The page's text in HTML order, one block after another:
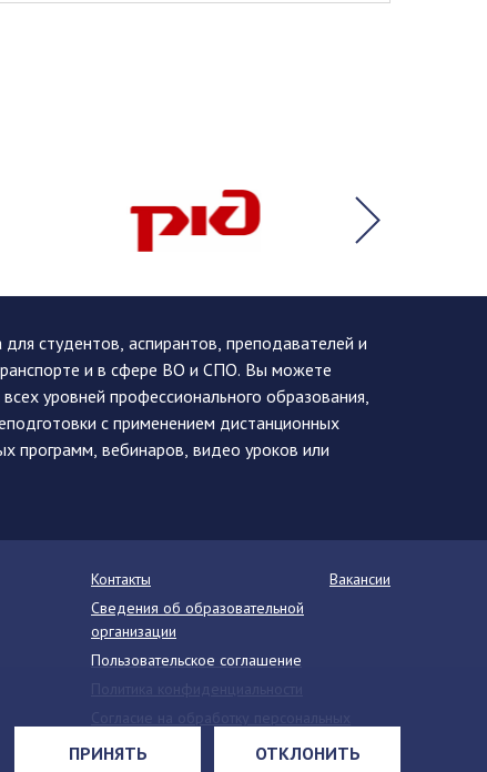
ПРИНЯТЬ ОТКЛОНИТЬ
студентов, аспирантов, преподавателей и
и в сфере ВО и СПО. Вы можете
уровней профессионального образования,
с применением дистанционных
программ, вебинаров, видео уроков или
Контакты
Вакансии
Сведения об образовательной
организации
Пользовательское соглашение